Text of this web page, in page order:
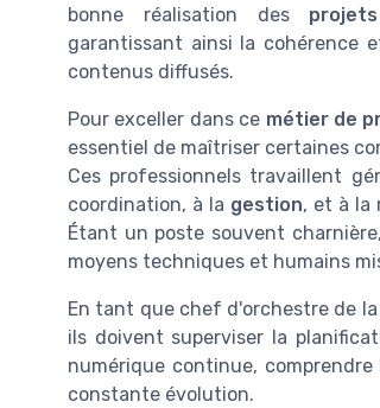
bonne réalisation des
garantissant ainsi la cohérence
contenus diffusés.
Pour exceller dans ce métier de
essentiel de maîtriser certaines
Ces professionnels travaillent
coordination, à la gestion, et à la
Étant un poste souvent
moyens techniques et humains
En tant que chef d'orchestre de
ils doivent superviser la
numérique continue,
constante évolution.